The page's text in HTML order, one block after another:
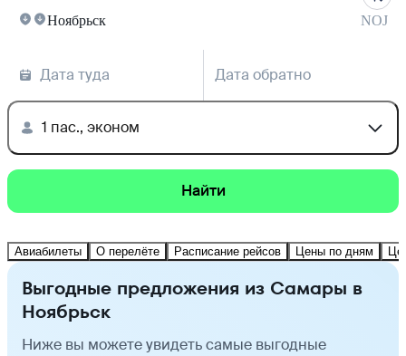
Ноябрьск NOJ
Дата туда Дата обратно
1 пас., эконом
Найти
Авиабилеты О перелёте Расписание рейсов Цены по дням
Выгодные предложения из Самары в
Ноябрьск
Ниже вы можете увидеть самые выгодные